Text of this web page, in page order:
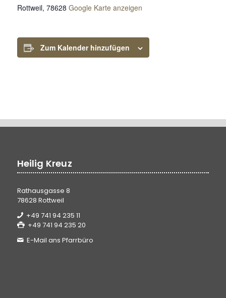
Rottweil, 78628 Google Karte anzeigen
Zum Kalender hinzufügen
Heilig Kreuz
Rathausgasse 8
78628 Rottweil
+49 741 94 235 11
+49 741 94 235 20
E-Mail ans Pfarrbüro